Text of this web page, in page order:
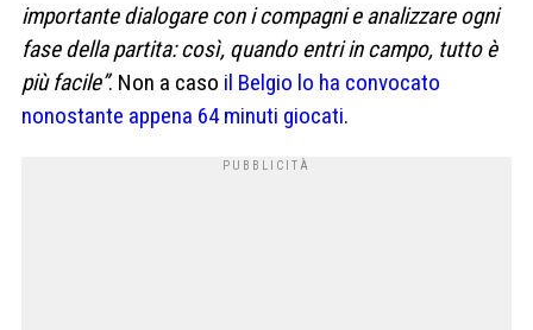
importante dialogare con i compagni e analizzare ogni
fase della partita: così, quando entri in campo, tutto è
più facile”. Non a caso il Belgio lo ha convocato
nonostante appena 64 minuti giocati.